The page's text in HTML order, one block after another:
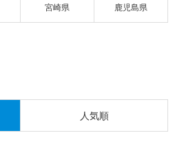
宮崎県 鹿児島県
人気順